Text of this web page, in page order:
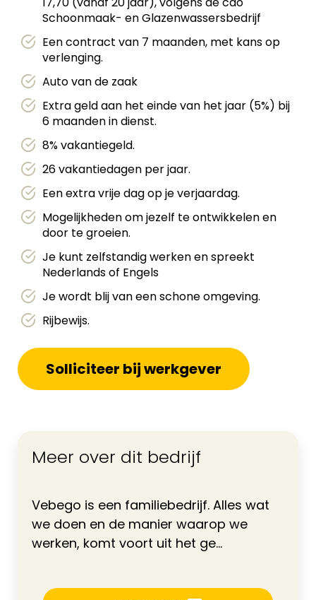
Schoonmaak- en Glazenwassersbedrijf
Een contract van 7 maanden, met kans op
verlenging.
Auto van de zaak
Extra geld aan het einde van het jaar (5%) bij
6 maanden in dienst.
8% vakantiegeld.
26 vakantiedagen per jaar.
Een extra vrije dag op je verjaardag.
Mogelijkheden om jezelf te ontwikkelen en
door te groeien.
Je kunt zelfstandig werken en spreekt
Nederlands of Engels
Je wordt blij van een schone omgeving.
Rijbewijs.
Solliciteer bij werkgever
Meer over dit bedrijf
Vebego is een familiebedrijf. Alles wat
we doen en de manier waarop we
werken, komt voort uit het ge...